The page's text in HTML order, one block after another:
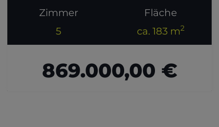
Zimmer
5
Fläche
ca. 183 m2
869.000,00 €